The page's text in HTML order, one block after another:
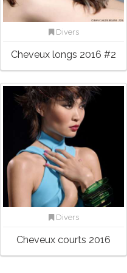
Divers
Cheveux longs 2016 #2
Divers
Cheveux courts 2016